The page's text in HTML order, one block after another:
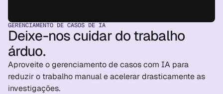
GERENCIAMENTO DE CASOS DE IA
Deixe-nos cuidar do trabalho
árduo.
Aproveite o gerenciamento de casos com IA para
reduzir o trabalho manual e acelerar drasticamente as
investigações.